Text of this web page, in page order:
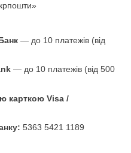
— до 10 платежів (від
— до 10 платежів (від 500
карткою Visa /
5363 5421 1189